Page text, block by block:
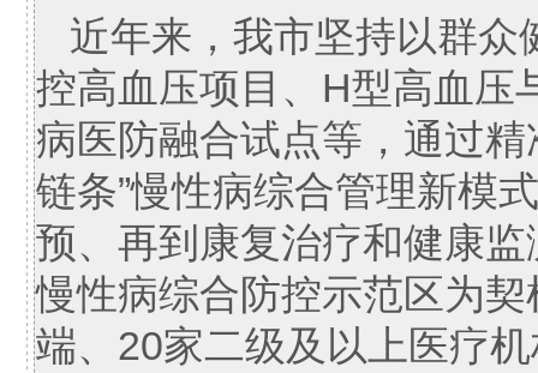
近年来，我市坚持以群
控高血压项目、H型高血压
病医防融合试点等，通过
链条”慢性病综合管理新模
预、再到康复治疗和健康
慢性病综合防控示范区为
端、20家二级及以上医疗